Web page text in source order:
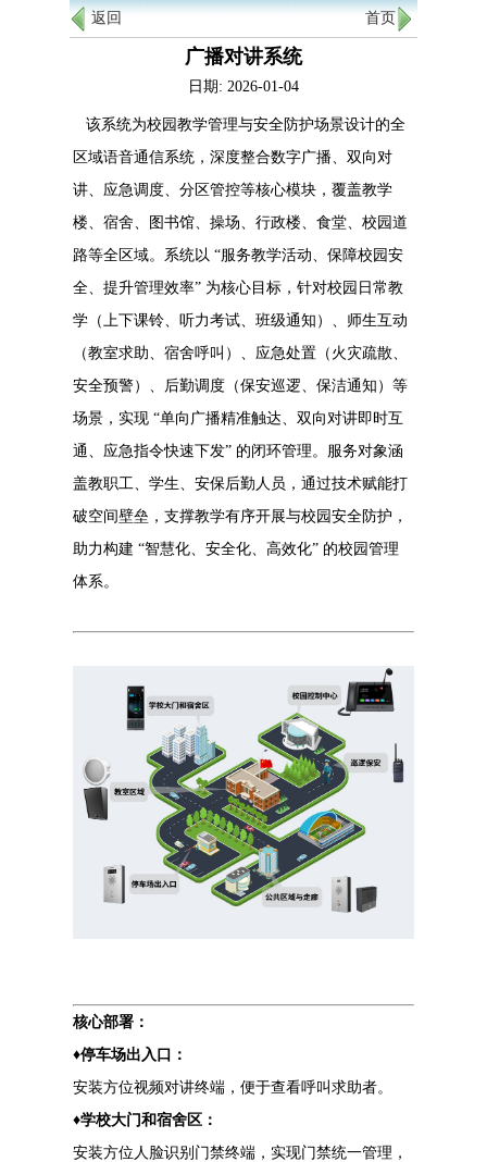
返回 首页
广播对讲系统
日期: 2026-01-04
该系统为校园教学管理与安全防护场景设计的全
区域语音通信系统，深度整合数字广播、双向对
讲、应急调度、分区管控等核心模块，覆盖教学
楼、宿舍、图书馆、操场、行政楼、食堂、校园道
路等全区域。系统以 “服务教学活动、保障校园安
全、提升管理效率” 为核心目标，针对校园日常教
学（上下课铃、听力考试、班级通知）、师生互动
（教室求助、宿舍呼叫）、应急处置（火灾疏散、
安全预警）、后勤调度（保安巡逻、保洁通知）等
场景，实现 “单向广播精准触达、双向对讲即时互
通、应急指令快速下发” 的闭环管理。服务对象涵
盖教职工、学生、安保后勤人员，通过技术赋能打
破空间壁垒，支撑教学有序开展与校园安全防护，
助力构建 “智慧化、安全化、高效化” 的校园管理
体系。
核心部署：
♦停车场出入口：
安装方位视频对讲终端，便于查看呼叫求助者。
♦学校大门和宿舍区：
安装方位人脸识别门禁终端，实现门禁统一管理，